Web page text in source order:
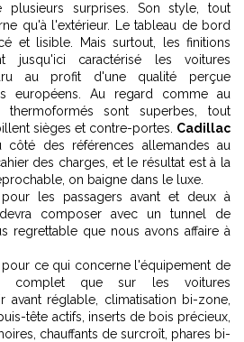
plusieurs surprises. Son style, tout
qu'à l'extérieur. Le tableau de bord
et lisible. Mais surtout, les finitions
jusqu'ici caractérisé les voitures
au profit d'une qualité perçue
européens. Au regard comme au
thermoformés sont superbes, tout
sièges et contre-portes. Cadillac
des références allemandes au
des charges, et le résultat est à la
on baigne dans le luxe.
pour les passagers avant et deux à
composer avec un tunnel de
regrettable que nous avons affaire à
pour ce qui concerne l'équipement de
complet que sur les voitures
avant réglable, climatisation bi-zone,
tête actifs, inserts de bois précieux,
chauffants de surcroît, phares bi-